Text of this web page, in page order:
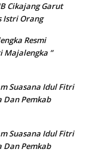
Cikajang Garut
Istri Orang
Resmi
Majalengka ”
Suasana Idul Fitri
Dan Pemkab
Suasana Idul Fitri
Dan Pemkab